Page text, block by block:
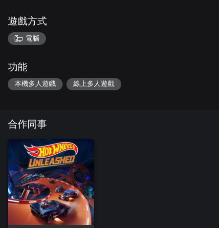
遊戲方式
電腦
功能
本機多人遊戲 線上多人遊戲
合作同事